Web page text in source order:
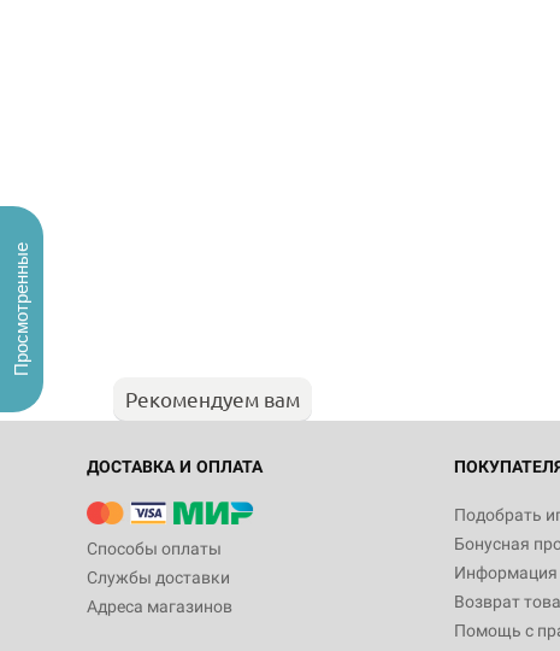
Рекомендуем вам
ДОСТАВКА И ОПЛАТА
Способы оплаты
Службы доставки
Адреса магазинов
Подобрать
Бонусная
Информация
Возврат
Помощь с
Просмотренные